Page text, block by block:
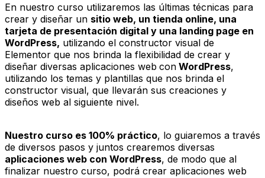
En nuestro curso utilizaremos las últimas técnicas para
crear y diseñar un sitio web, un tienda online, una
tarjeta de presentación digital y una landing page en
WordPress, utilizando el constructor visual de
Elementor que nos brinda la flexibilidad de crear y
diseñar diversas aplicaciones web con WordPress,
utilizando los temas y plantillas que nos brinda el
constructor visual, que llevarán sus creaciones y
diseños web al siguiente nivel.
Nuestro curso es 100% práctico, lo guiaremos a través
de diversos pasos y juntos crearemos diversas
aplicaciones web con WordPress, de modo que al
finalizar nuestro curso, podrá crear aplicaciones web